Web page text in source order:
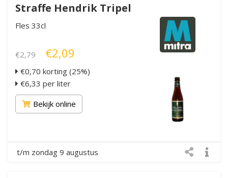
Straffe Hendrik Tripel
Fles 33cl
€2,79 €2,09
€0,70 korting (25%)
€6,33 per liter
Bekijk online
t/m zondag 9 augustus